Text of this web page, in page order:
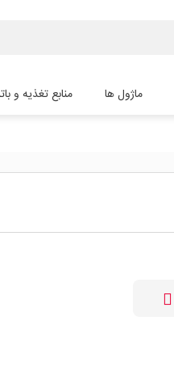
ماژول ها منابع تغذیه و